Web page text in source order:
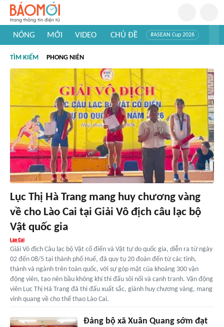
NÓNG MỚI VIDEO CHỦ ĐỀ #ASEAN Cup 2026
#Khám phá Việt Nam
#Khám phá thế giới
TÌM KIẾM PHONG NIÊN
Lục Thị Hà Trang mang huy chương vàng
về cho Lào Cai tại Giải Vô địch câu lạc bộ
Vật quốc gia
Giải Vô địch Câu lạc bộ Vật cổ điển và Vật tự do quốc gia, diễn ra từ ngày
02 đến 08/5 tại thành phố Huế, đã quy tụ 20 đoàn đến từ các tỉnh,
thành và ngành trên toàn quốc, với sự góp mặt của khoảng 300 vận
động viên, tạo nên bầu không khí thi đấu sôi nổi và cạnh tranh. Vận động
viên Lục Thị Hà Trang đã thi đấu xuất sắc, giành huy chương vàng, mang
vinh quang về cho thể thao Lào Cai.
Đảng bộ xã Xuân Quang sớm đạt